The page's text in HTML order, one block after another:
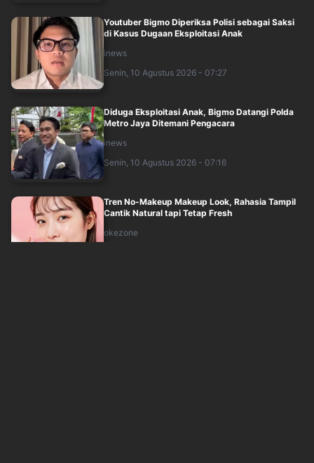
Youtuber Bigmo Diperiksa Polisi sebagai Saksi
di Kasus Dugaan Eksploitasi Anak
inews
Senin, 10 Agustus 2026 - 07:27
Diduga Eksploitasi Anak, Bigmo Datangi Polda
Metro Jaya Ditemani Pengacara
inews
Senin, 10 Agustus 2026 - 07:16
Tren No-Makeup Makeup Look, Rahasia Tampil
Cantik Natural tapi Tetap Fresh
okezone